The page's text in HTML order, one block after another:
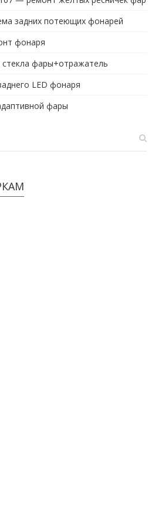
задних потеющих фонарей
фонаря
фары+отражатель
LED фонаря
фары